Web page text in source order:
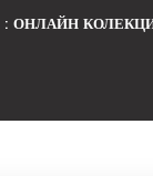
ОНЛАЙН